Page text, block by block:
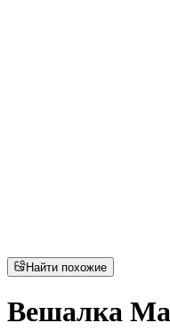
Найти похожие
Вешалка